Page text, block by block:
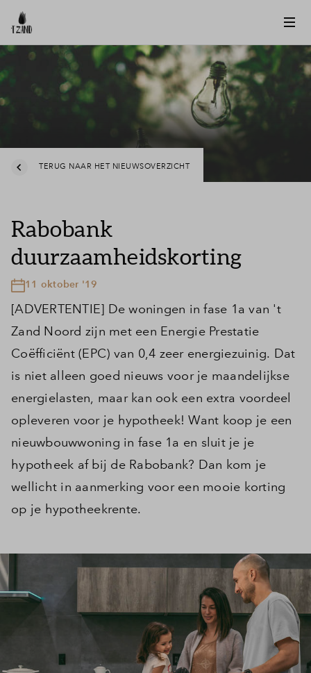
Inloggen
TERUG NAAR HET NIEUWSOVERZICHT
Rabobank
duurzaamheidskorting
11 oktober '19
[ADVERTENTIE] De woningen in fase 1a van 't
Zand Noord zijn met een Energie Prestatie
Coëfficiënt (EPC) van 0,4 zeer energiezuinig. Dat
is niet alleen goed nieuws voor je maandelijkse
energielasten, maar kan ook een extra voordeel
opleveren voor je hypotheek! Want koop je een
nieuwbouwwoning in fase 1a en sluit je je
hypotheek af bij de Rabobank? Dan kom je
wellicht in aanmerking voor een mooie korting
op je hypotheekrente.